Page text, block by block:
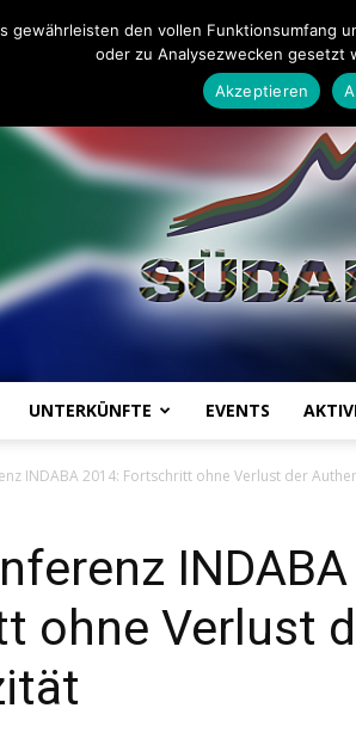
UNTERKÜNFTE EVENTS
INDABA 2014: Fortschritt ohne Verlust der
ohne Verlust
gewährleisten den vollen
oder zu Analysezwecken gesetzt
Akzeptieren